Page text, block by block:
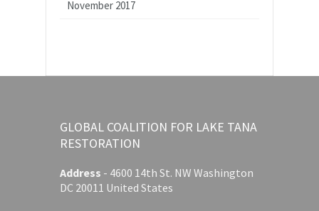
November 2017
GLOBAL COALITION FOR LAKE TANA
RESTORATION
Address - 4600 14th St. NW Washington
DC 20011 United States